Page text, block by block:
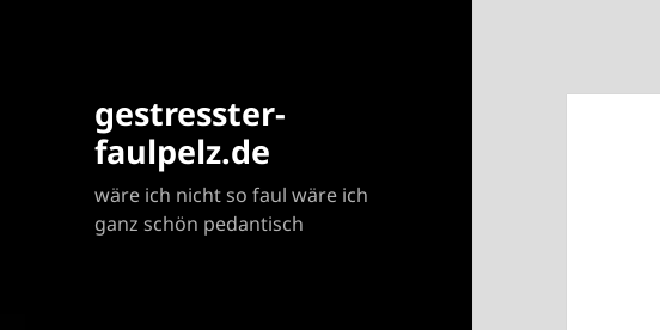
gestresster-
faulpelz.de
wäre ich nicht so faul wäre ich
ganz schön pedantisch